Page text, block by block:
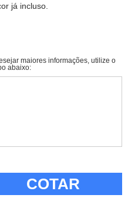
já incluso.
maiores informações, utilize o
abaixo:
COTAR